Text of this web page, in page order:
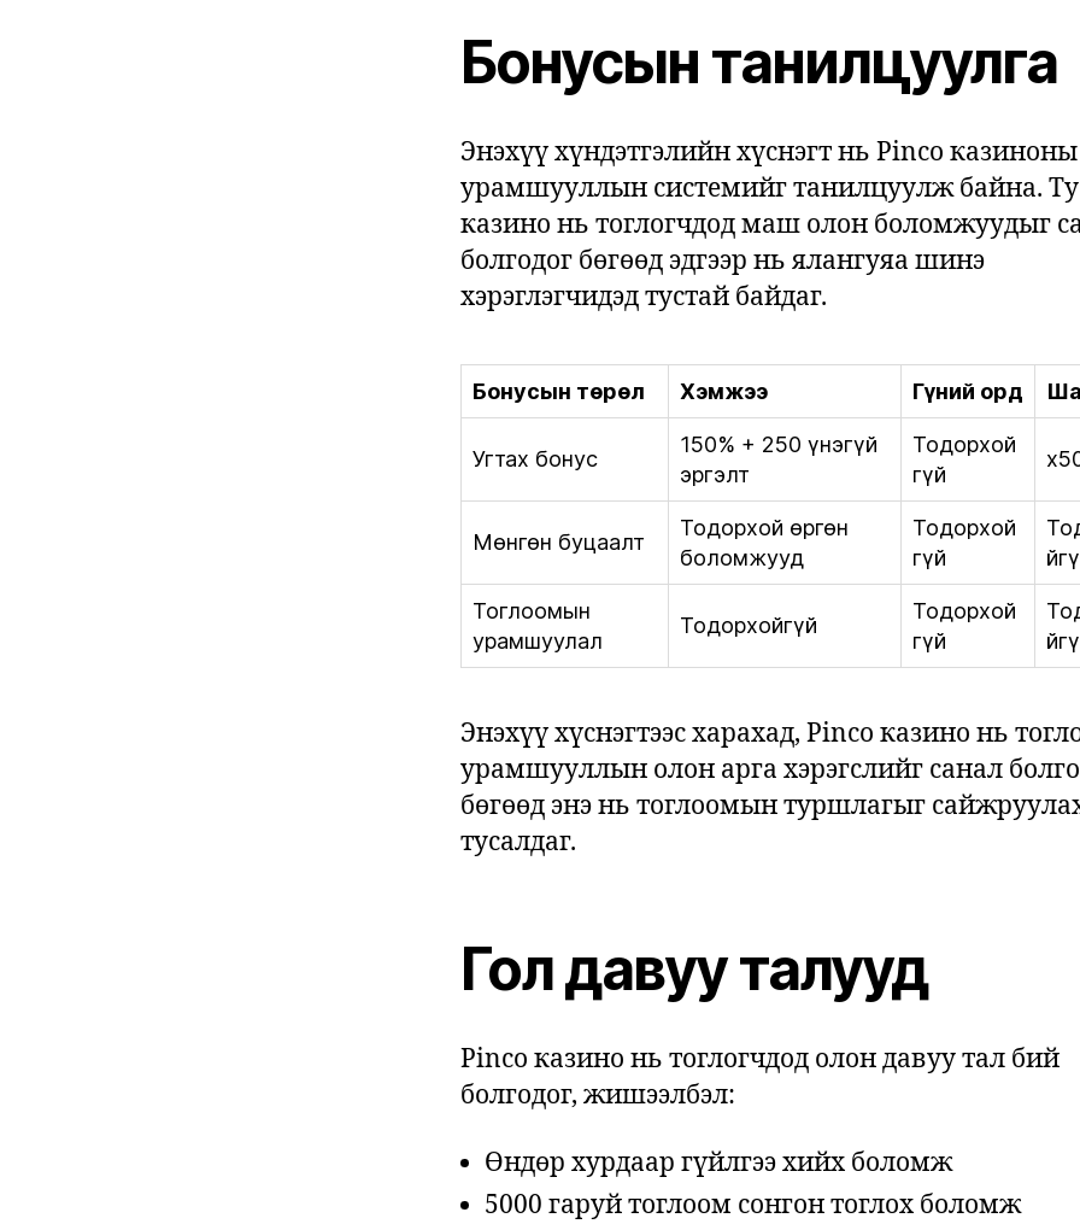
Бонусын танилцуулга
Энэхүү хүндэтгэлийн хүснэгт нь Pinco казиноны
урамшууллын системийг танилцуулж байна.
казино нь тоглогчдод маш олон боломжуудыг
болгодог бөгөөд эдгээр нь ялангуяа шинэ
хэрэглэгчидэд тустай байдаг.
Бонусын төрөл Хэмжээ Гүний орд
Угтах бонус
150% + 250 үнэгүй
эргэлт
Тодорхой
гүй
Мөнгөн буцаалт
Тодорхой өргөн
боломжууд
Тодорхой
гүй
Тоглоомын
урамшуулал
Тодорхойгүй
Тодорхой
гүй
Энэхүү хүснэгтээс харахад, Pinco казино нь
урамшууллын олон арга хэрэгслийг санал
бөгөөд энэ нь тоглоомын туршлагыг
тусалдаг.
Гол давуу талууд
Pinco казино нь тоглогчдод олон давуу тал бий
болгодог, жишээлбэл:
Өндөр хурдаар гүйлгээ хийх боломж
5000 гаруй тоглоом сонгон тоглох боломж